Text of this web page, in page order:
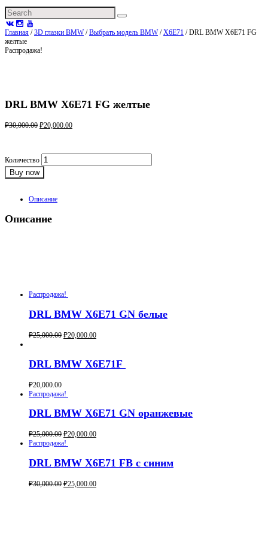
Главная /3D глазки BMW/Выбрать модель BMW/X6E71 / DRL BMW X6E71 FG
желтые
Распродажа!
DRL BMW X6E71 FG желтые
₽30,000.00 ₽20,000.00
Количество
Buy now
Описание
Описание
Распродажа!
DRL BMW X6E71 GN белые
₽25,000.00 ₽20,000.00
DRL BMW X6E71F
₽20,000.00
Распродажа!
DRL BMW X6E71 GN оранжевые
₽25,000.00 ₽20,000.00
Распродажа!
DRL BMW X6E71 FB с синим
₽30,000.00 ₽25,000.00